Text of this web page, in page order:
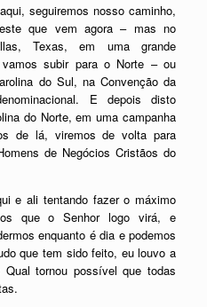
seguiremos nosso caminho,
que vem agora – mas no
Texas, em uma grande
subir para o Norte – ou
do Sul, na Convenção da
E depois disto
do Norte, em uma campanha
de lá, viremos de volta para
de Negócios Cristãos do
e ali tentando fazer o máximo
que o Senhor logo virá, e
enquanto é dia e podemos
que tem sido feito, eu louvo a
tornou possível que todas